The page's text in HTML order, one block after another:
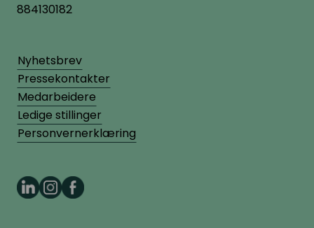
884130182
Nyhetsbrev
Pressekontakter
Medarbeidere
Ledige stillinger
Personvernerklæring